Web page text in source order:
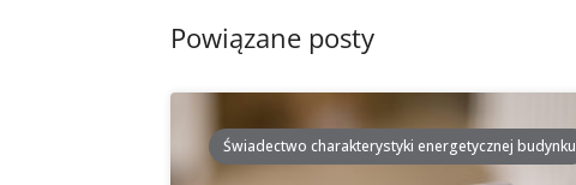
Powiązane posty
Świadectwo charakterystyki energetycznej budynku